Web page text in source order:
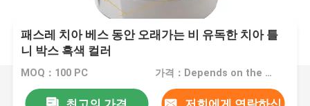
패스레 치아 베스 동안 오래가는 비 유독한 치아 틀
니 박스 흑색 컬러
MOQ：100 PC 가격：Depends on the order quantity